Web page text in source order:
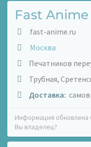
Fast Anime
fast-anime.ru
Москва
Печатников
Трубная,
Доставка:
Информация обновлена
Вы владелец?